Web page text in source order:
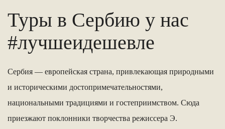
Туры в Сербию у нас
#лучшеидешевле
Сербия — европейская страна, привлекающая природными
и историческими достопримечательностями,
национальными традициями и гостеприимством. Сюда
приезжают поклонники творчества режиссера Э.